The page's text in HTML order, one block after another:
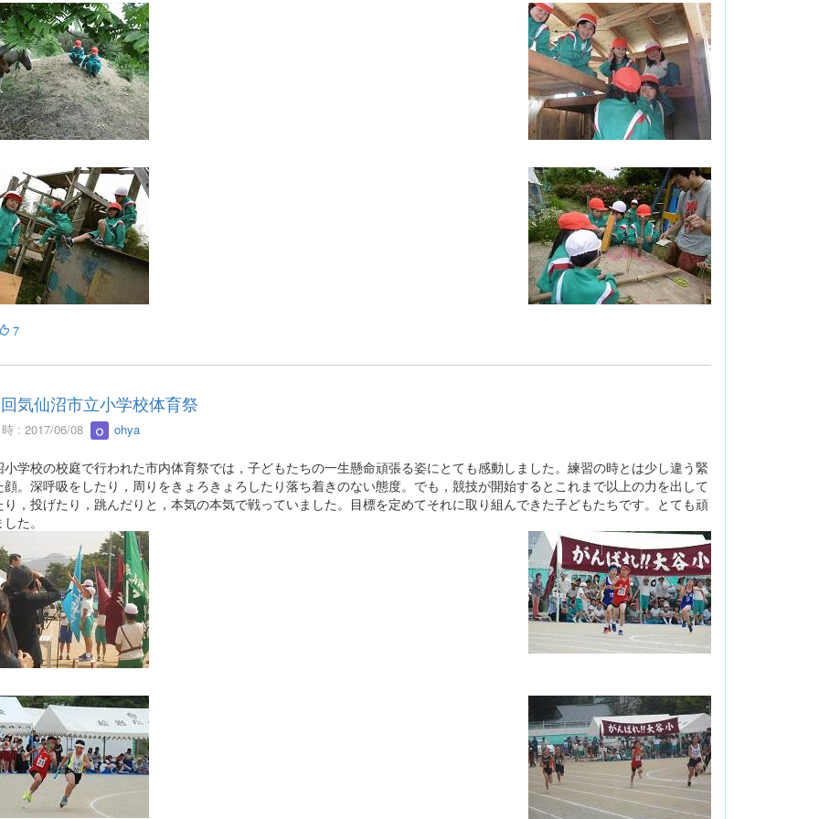
7
気仙沼市立小学校体育祭
: 2017/06/08 ohya
小学校の校庭で行われた市内体育祭では，子どもたちの一生懸命頑張る姿にとても感動しました。練習の時とは少し違う緊
顔。深呼吸をしたり，周りをきょろきょろしたり落ち着きのない態度。でも，競技が開始するとこれまで以上の力を出して
り，投げたり，跳んだりと，本気の本気で戦っていました。目標を定めてそれに取り組んできた子どもたちです。とても頑
た。